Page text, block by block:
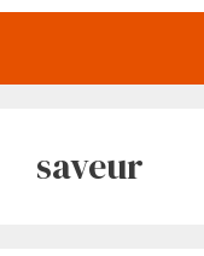
saveur